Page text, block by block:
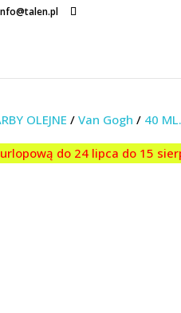
OLEJNE /Van Gogh / 40 ML.
do 24 lipca do 15